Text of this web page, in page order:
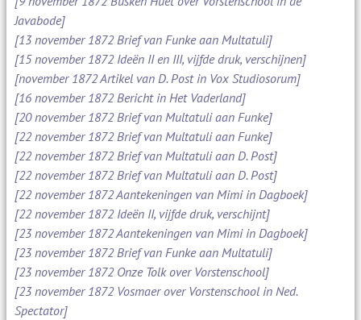
Javabode]
[13 november 1872 Brief van Funke aan Multatuli]
[15 november 1872 Ideën II en III, vijfde druk, verschijnen]
[november 1872 Artikel van D. Post in Vox Studiosorum]
[16 november 1872 Bericht in Het Vaderland]
[20 november 1872 Brief van Multatuli aan Funke]
[22 november 1872 Brief van Multatuli aan Funke]
[22 november 1872 Brief van Multatuli aan D. Post]
[22 november 1872 Brief van Multatuli aan D. Post]
[22 november 1872 Aantekeningen van Mimi in Dagboek]
[22 november 1872 Ideën II, vijfde druk, verschijnt]
[23 november 1872 Aantekeningen van Mimi in Dagboek]
[23 november 1872 Brief van Funke aan Multatuli]
[23 november 1872 Onze Tolk over Vorstenschool]
[23 november 1872 Vosmaer over Vorstenschool in Ned.
Spectator]